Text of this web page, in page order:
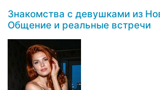
Знакомства с девушками из
Общение и реальные встречи